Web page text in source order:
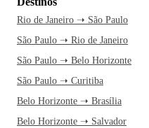
Rio de Janeiro ➝ São Paulo
São Paulo ➝ Rio de Janeiro
São Paulo ➝ Belo Horizonte
São Paulo ➝ Curitiba
Belo Horizonte ➝ Brasília
Belo Horizonte ➝ Salvador